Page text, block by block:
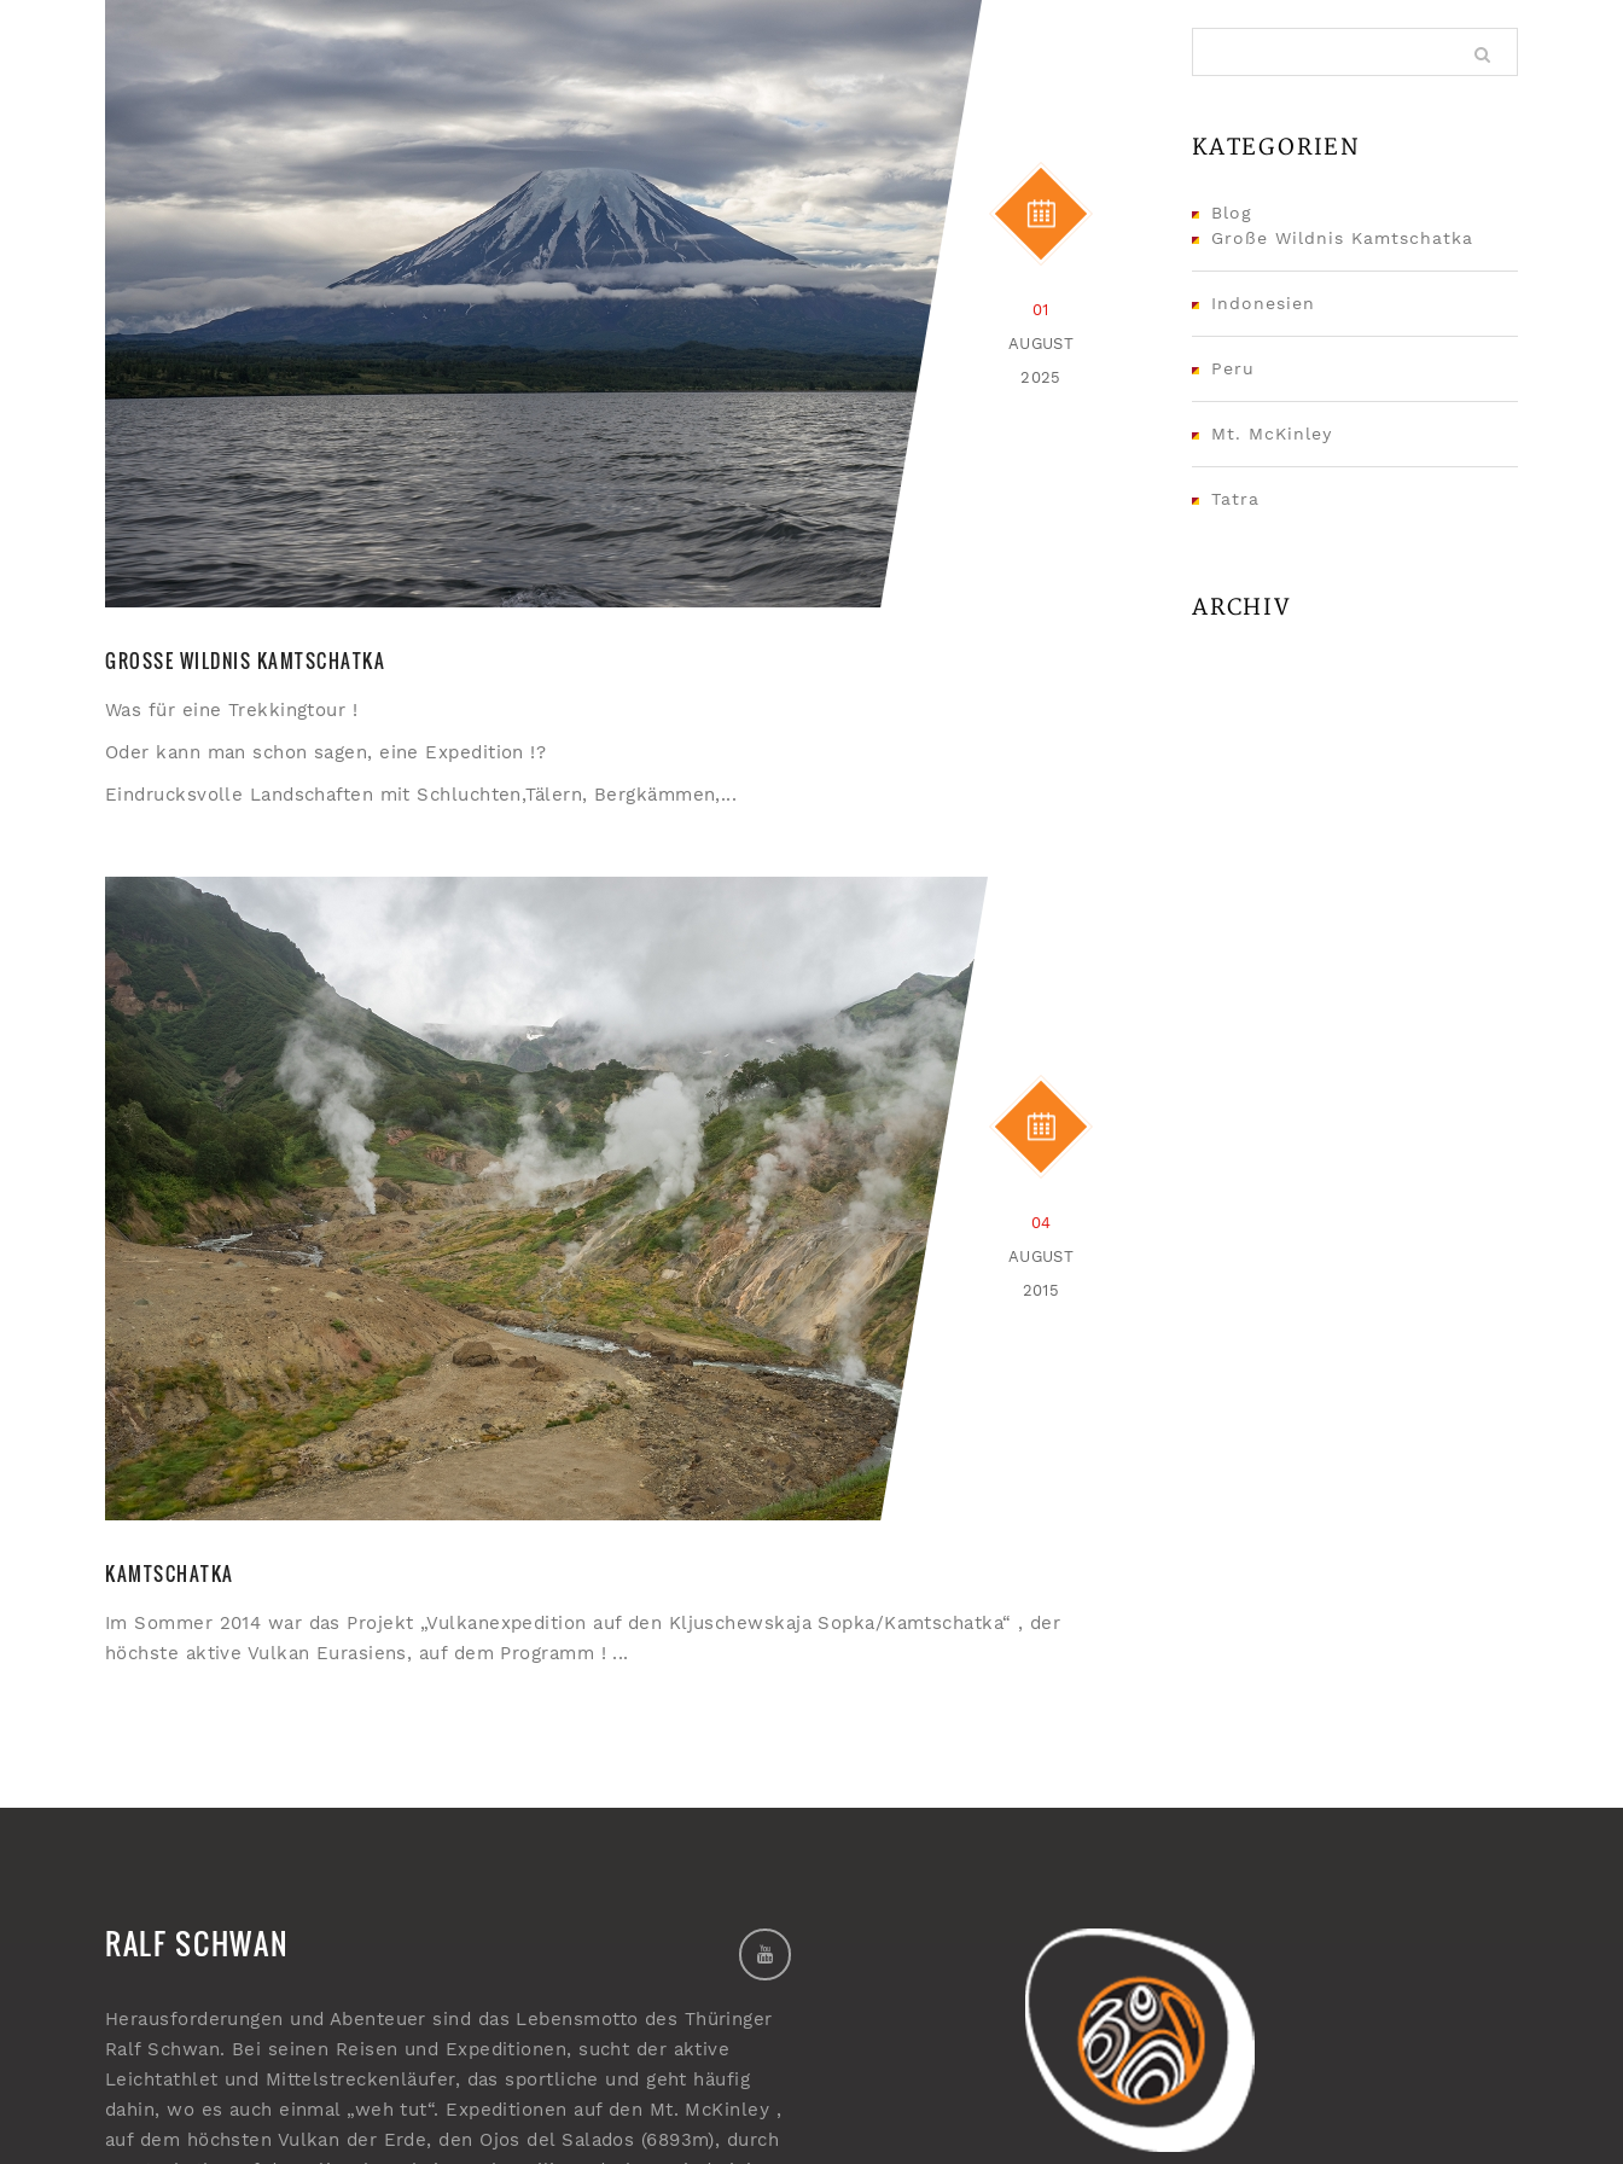
01
AUGUST
2025
GROSSE WILDNIS KAMTSCHATKA
Was für eine Trekkingtour !
Oder kann man schon sagen, eine Expedition !?
Eindrucksvolle Landschaften mit Schluchten,Tälern, Bergkämmen,...
04
AUGUST
2015
KAMTSCHATKA
Im Sommer 2014 war das Projekt „Vulkanexpedition auf den Kljuschewskaja Sopka/Kamtschatka“ , der
höchste aktive Vulkan Eurasiens, auf dem Programm ! ...
KATEGORIEN
Blog
Große Wildnis Kamtschatka
Indonesien
Peru
Mt. McKinley
Tatra
ARCHIV
RALF SCHWAN
Herausforderungen und Abenteuer sind das Lebensmotto des Thüringer
Ralf Schwan. Bei seinen Reisen und Expeditionen, sucht der aktive
Leichtathlet und Mittelstreckenläufer, das sportliche und geht häufig
dahin, wo es auch einmal „weh tut“. Expeditionen auf den Mt. McKinley ,
auf dem höchsten Vulkan der Erde, den Ojos del Salados (6893m), durch